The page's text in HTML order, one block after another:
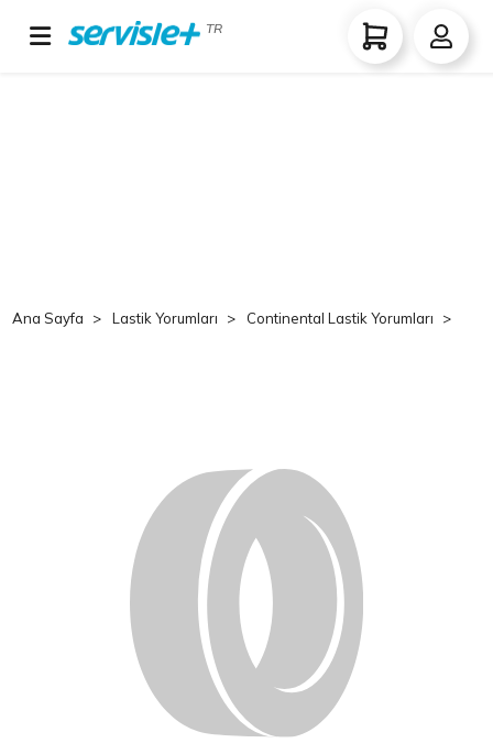
TR
Ana Sayfa Lastik Yorumları Continental Lastik Yorumları